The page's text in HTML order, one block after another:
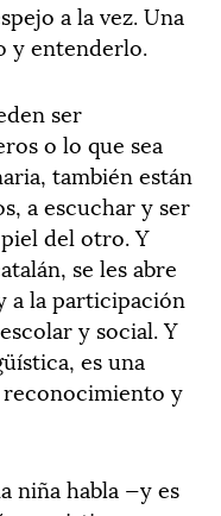
a la vez. Una
y entenderlo.
ser
o lo que sea
también están
a escuchar y ser
del otro. Y
se les abre
a la participación
y social. Y
es una
y
niña habla —y es